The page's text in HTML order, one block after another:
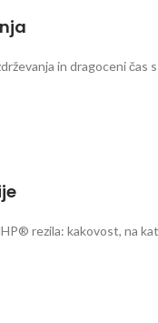
in dragoceni čas
rezila: kakovost, na